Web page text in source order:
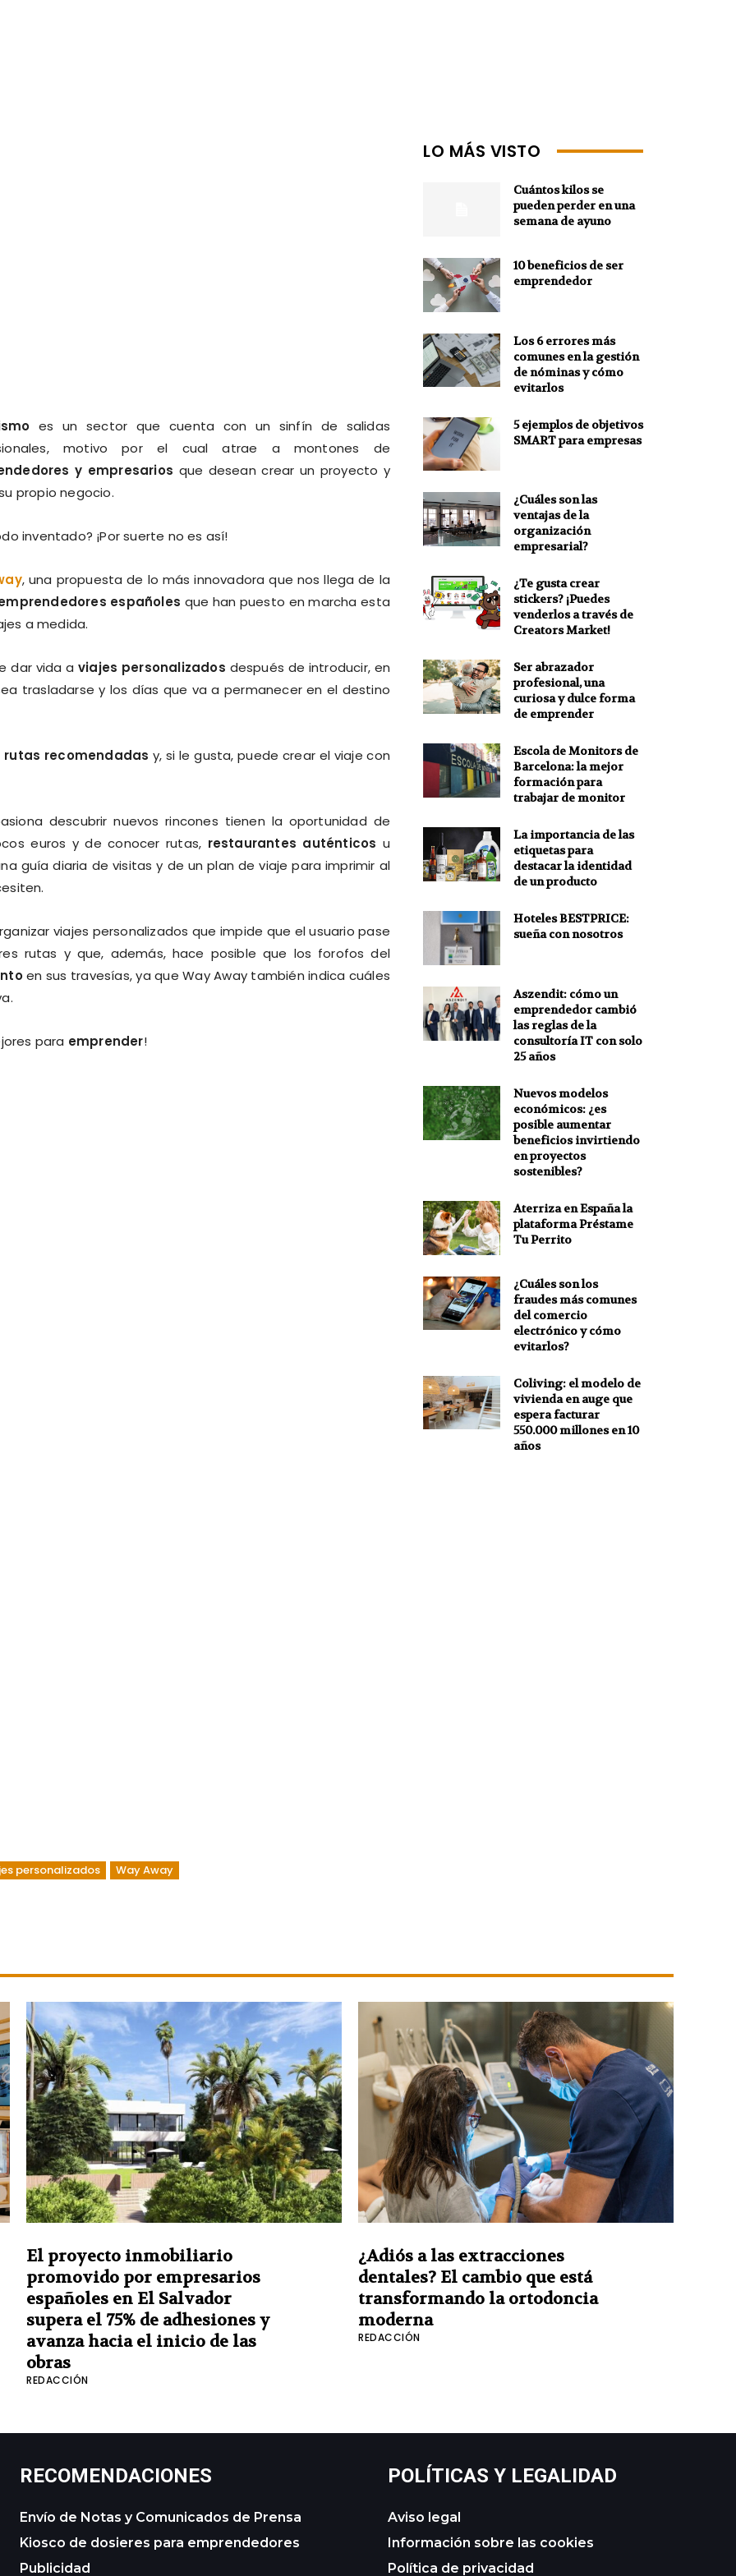
es un sector que cuenta con un sinfín de salidas
motivo por el cual atrae a montones de
y empresarios que desean crear un proyecto y
propio negocio.
inventado? ¡Por suerte no es así!
, una propuesta de lo más innovadora que nos llega de la
españoles que han puesto en marcha esta
a medida.
dar vida aviajes personalizados después de introducir, en
trasladarse y los días que va a permanecer en el destino
rutas recomendadas y, si le gusta, puede crear el viaje con
descubrir nuevos rincones tienen la oportunidad de
euros y de conocer rutas, restaurantes auténticos u
guía diaria de visitas y de un plan de viaje para imprimir al
viajes personalizados que impide que el usuario pase
rutas y que, además, hace posible que los forofos del
en sus travesías, ya que Way Away también indica cuáles
para emprender!
personalizados Way Away
LO MÁS VISTO
Cuántos kilos se
pueden perder en una
semana de ayuno
10 beneficios de ser
emprendedor
Los 6 errores más
comunes en la gestión
de nóminas y cómo
evitarlos
5 ejemplos de objetivos
SMART para empresas
¿Cuáles son las
ventajas de la
organización
empresarial?
¿Te gusta crear
stickers? ¡Puedes
venderlos a través de
Creators Market!
Ser abrazador
profesional, una
curiosa y dulce forma
de emprender
Escola de Monitors de
Barcelona: la mejor
formación para
trabajar de monitor
La importancia de las
etiquetas para
destacar la identidad
de un producto
Hoteles BESTPRICE:
sueña con nosotros
Aszendit: cómo un
emprendedor cambió
las reglas de la
consultoría IT con solo
25 años
Nuevos modelos
económicos: ¿es
posible aumentar
beneficios invirtiendo
en proyectos
sostenibles?
Aterriza en España la
plataforma Préstame
Tu Perrito
¿Cuáles son los
fraudes más comunes
del comercio
electrónico y cómo
evitarlos?
Coliving: el modelo de
vivienda en auge que
espera facturar
550.000 millones en 10
años
El proyecto inmobiliario
promovido por empresarios
españoles en El Salvador
supera el 75% de adhesiones y
avanza hacia el inicio de las
obras
REDACCIÓN
¿Adiós a las extracciones
dentales? El cambio que está
transformando la ortodoncia
moderna
REDACCIÓN
RECOMENDACIONES
Envío de Notas y Comunicados de Prensa
Kiosco de dosieres para emprendedores
Publicidad
POLÍTICAS Y LEGALIDAD
Aviso legal
Información sobre las cookies
Política de privacidad